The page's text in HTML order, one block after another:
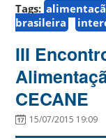
Tags:
brasileira
III
CECANE
15/07/2015 19:09